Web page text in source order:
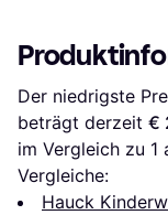
Der niedrigste
beträgt derzeit €
im Vergleich zu 1
Vergleiche:
Hauck